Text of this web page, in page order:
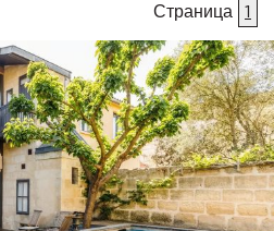
Страница 1